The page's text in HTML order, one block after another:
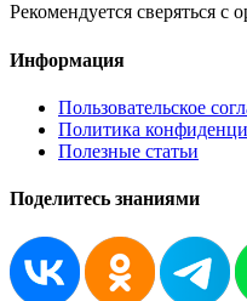
Рекомендуется сверяться
Информация
Пользовательское
Политика
Полезные статьи
Поделитесь знаниями